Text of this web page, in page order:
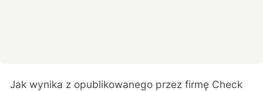
Jak wynika z opublikowanego przez firmę Check